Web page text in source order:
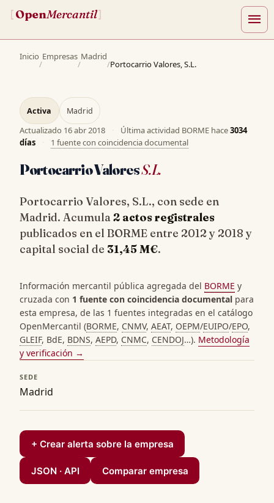
[OpenMercantil] menu
Inicio
/
Empresas
/
Madrid
/Portocarrio Valores, S.L.
Activa Madrid
Actualizado 16 abr 2018 · Última actividad BORME hace3034
días
· 1 fuente con coincidencia documental
Portocarrio ValoresS.L.
Portocarrio Valores, S.L., con sede en
Madrid. Acumula2 actos registrales
publicados en el BORME entre 2012 y 2018 y
capital social de 31,45 M€.
Información mercantil pública agregada del BORME y
cruzada con 1 fuente con coincidencia documental para
esta empresa, de las 1 fuentes integradas en el catálogo
OpenMercantil (BORME, CNMV, AEAT, OEPM/EUIPO/EPO,
GLEIF, BdE, BDNS, AEPD, CNMC, CENDOJ…). Metodología
y verificación →
SEDE
Madrid
+ Crear alerta sobre la empresa
JSON · API Comparar empresa